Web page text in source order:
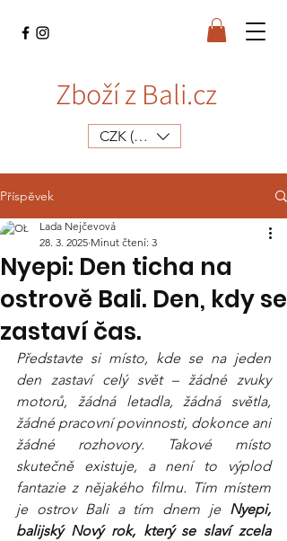
Zboží z Bali.cz
CZK (Kč)
Příspěvek
Nyepi: Den ticha na
ostrově Bali. Den, kdy se
zastaví čas.
Lada Nejčevová
28. 3. 2025 Minut čtení: 3
Představte si místo, kde se na jeden
den zastaví celý svět – žádné zvuky
motorů, žádná letadla, žádná světla,
žádné pracovní povinnosti, dokonce ani
žádné rozhovory. Takové místo
skutečně existuje, a není to výplod
fantazie z nějakého filmu. Tím místem
je ostrov Bali a tím dnem je Nyepi,
balijský Nový rok, který se slaví zcela